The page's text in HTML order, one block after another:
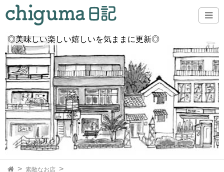
◎美味しい楽しい嬉しいを気ままに更新◎
素敵なお店